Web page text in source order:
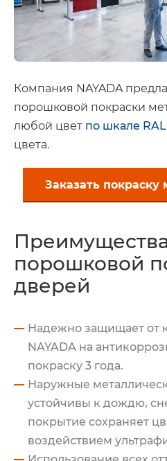
Компания NAYADA
порошковой покраски
любой цвет по шкале RAL
цвета.
Заказать покраску
порошковой
дверей
Надежно защищает от
NAYADA на
покраску 3 года.
Наружные
устойчивы к дождю,
покрытие сохраняет
воздействием